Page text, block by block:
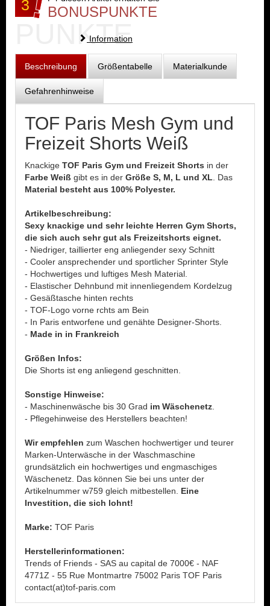
3 BONUSPUNKTE
PUNKTE
Information
Beschreibung Größentabelle Materialkunde
Gefahrenhinweise
TOF Paris Mesh Gym und
Freizeit Shorts Weiß
Knackige TOF Paris Gym und Freizeit Shorts in der
Farbe Weiß gibt es in der Größe S, M, L und XL . Das
Material besteht aus 100% Polyester.
Artikelbeschreibung:
Sexy knackige und sehr leichte Herren Gym Shorts,
die sich auch sehr gut als Freizeitshorts eignet.
- Niedriger, taillierter eng anliegender sexy Schnitt
- Cooler ansprechender und sportlicher Sprinter Style
- Hochwertiges und luftiges Mesh Material.
- Elastischer Dehnbund mit innenliegendem Kordelzug
- Gesäßtasche hinten rechts
- TOF-Logo vorne rchts am Bein
- In Paris entworfene und genähte Designer-Shorts.
- Made in in Frankreich
Größen Infos:
Die Shorts ist eng anliegend geschnitten.
Sonstige Hinweise:
- Maschinenwäsche bis 30 Grad im Wäschenetz
- Pflegehinweise des Herstellers beachten!
Wir empfehlen zum Waschen hochwertiger und teurer
Marken-Unterwäsche in der Waschmaschine
grundsätzlich ein hochwertiges und engmaschiges
Wäschenetz. Das können Sie bei uns unter der
Artikelnummer w759 gleich mitbestellen. Eine
Investition, die sich lohnt!
Marke: TOF Paris
Herstellerinformationen:
Trends of Friends - SAS au capital de 7000€ - NAF
4771Z - 55 Rue Montmartre 75002 Paris TOF Paris
contact(at)tof-paris.com